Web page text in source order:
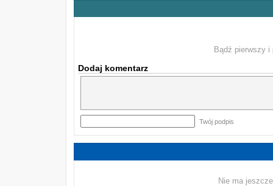
Bądź pierwszy i
Dodaj komentarz
Twój podpis
Nie ma